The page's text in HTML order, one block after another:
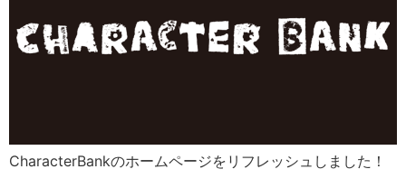
CharacterBankのホームページをリフレッシュしました！